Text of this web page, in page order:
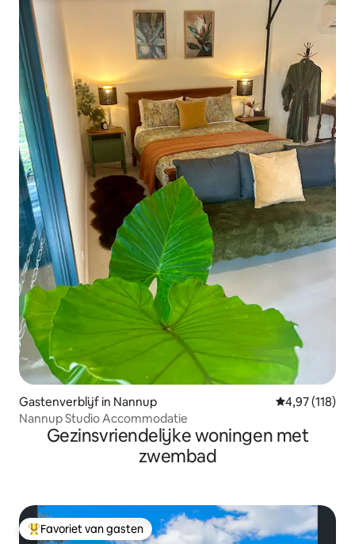
Gastenverblijf in Nannup Gemiddelde
4,97 (118)
Nannup Studio Accommodatie
Gezinsvriendelijke woningen met
zwembad
Topfavoriet van gasten
Favoriet van gasten